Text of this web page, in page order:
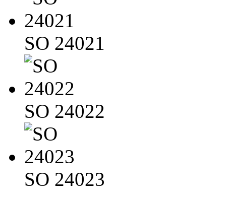
SO 24021
SO 24022
SO 24023